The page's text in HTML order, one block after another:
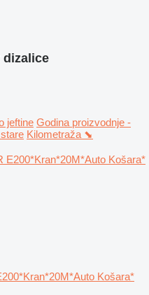
dizalice
jeftine Godina proizvodnje -
Kilometraža ⬊
Košara*